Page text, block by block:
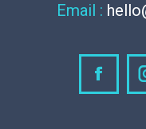
Email :